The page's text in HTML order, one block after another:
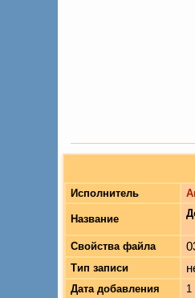
Исполнитель
Название
Свойства файла
Тип записи
Дата добавления
1